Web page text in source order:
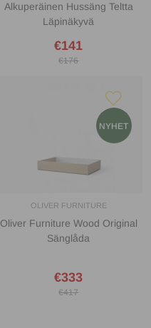
Alkuperäinen Hussäng Teltta
Läpinäkyvä
€141
€176
OLIVER FURNITURE
Oliver Furniture Wood Original
Sänglåda
€333
€417